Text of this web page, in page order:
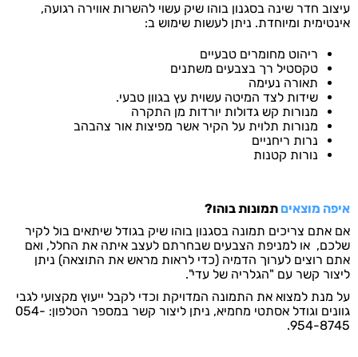
עיצוב חדר שינה בסגנון בוהו שיק עשוי להשרות אווירה רגועה,
אינטימית ומיוחדת. ניתן לעשות שימוש ב:
ריהוט מחומרים טבעיים
טקסטיל רך בצבעים משתנים
תאורה נעימה
שידות לצד המיטה עשוית עץ בגוון טבעי.
מנורות קש גדולות יורדות מן התקרה
מנורות תלוית על הקיר אשר מפיצות אור צהבהב
נרות ריחניים
נורות קטנות
איפה מוצאים תמונות בוהו?
אם אתם צריכים תמונה בסגנון בוהו שיק בגודל שיתאים בול לקיר
שלכם, או למניפת הצבעים שבחרתם לעצב איתה את החלל, ואם
אתם רוצים לערוך הדמיה (כדי לראות מראש את התוצאה) ניתן
ליצור קשר עם "הגלריה של עדי".
על מנת למצוא את התמונה המדויקת וכדי לקבל ייעוץ מקצועי לגבי
גוונים וגודל אסתטי מחמיא, ניתן ליצור קשר במספר הטלפון: 054-
954-8745.